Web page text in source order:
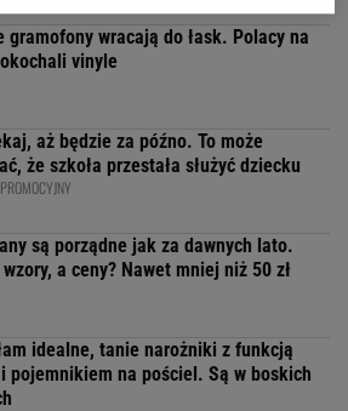
gramofony wracają do łask. Polacy na
vinyle
aż będzie za późno. To może
że szkoła przestała służyć dziecku
są porządne jak za dawnych lato.
a ceny? Nawet mniej niż 50 zł
idealne, tanie narożniki z funkcją
pojemnikiem na pościel. Są w boskich